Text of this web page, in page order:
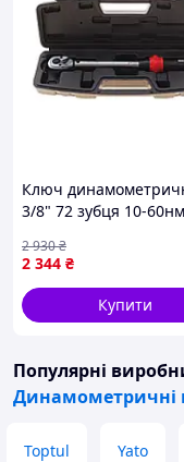
Ключ
3/8" 72 зубця 10-60нм
2 344 ₴
2 930₴
Купити
Популярні
Динамометричні
Toptul Yato